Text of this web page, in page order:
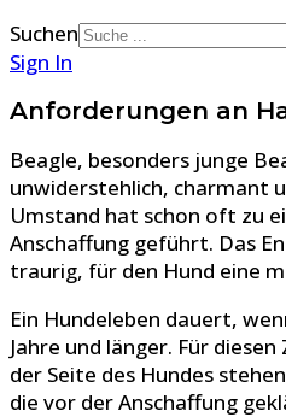
Suchen
Sign In
Anforderungen an
Beagle, besonders junge
unwiderstehlich, charmant
Umstand hat schon oft zu
Anschaffung geführt. Das
traurig, für den Hund eine
Ein Hundeleben dauert,
Jahre und länger. Für
der Seite des Hundes
die vor der Anschaffung